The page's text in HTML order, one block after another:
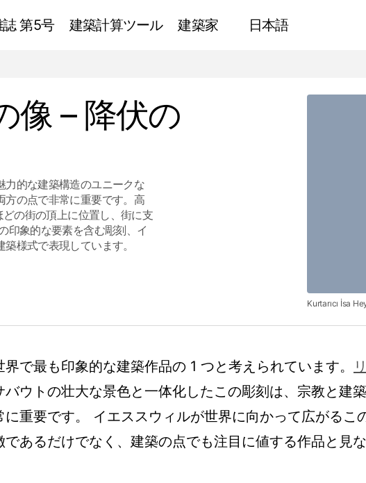
誌 第5号 建築計算ツール 建築家 日本語
像 – 降伏の
力的な建築構造のユニークな
方の点で非常に重要です。高
の街の頂上に位置し、街に支
印象的な要素を含む彫刻、イ
様式で表現しています。
Kurtarıcı İsa
で最も印象的な建築作品の 1 つと考えられています。
バウトの壮大な景色と一体化したこの彫刻は、宗教と建築
に重要です。 イエススウィルが世界に向かって広がるこ
であるだけでなく、建築の点でも注目に値する作品と見な